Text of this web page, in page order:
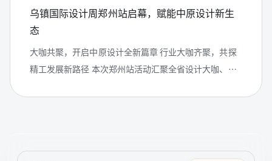
乌镇国际设计周郑州站启幕，赋能中原设计新生
态
大咖共聚，开启中原设计全新篇章 行业大咖齐聚，共探
精工发展新路径 本次郑州站活动汇聚全省设计大咖、装